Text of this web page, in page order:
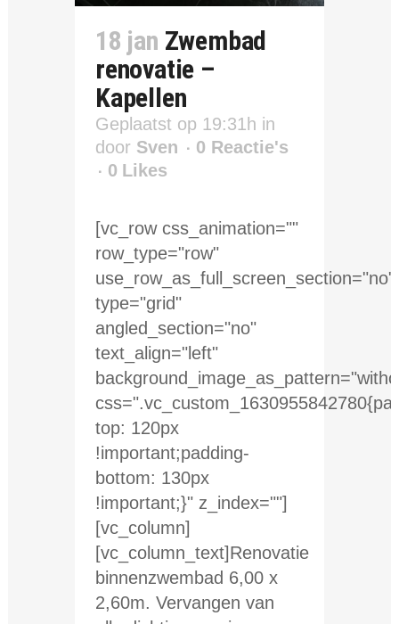
18 jan Zwembad
renovatie –
Kapellen
Geplaatst op 19:31h in
door Sven
0 Reactie's
0 Likes
[vc_row css_animation=""
row_type="row"
use_row_as_full_screen_section="no"
type="grid"
angled_section="no"
text_align="left"
top: 120px
!important;padding-
bottom: 130px
!important;}" z_index=""]
[vc_column]
[vc_column_text]Renovatie
binnenzwembad 6,00 x
2,60m. Vervangen van